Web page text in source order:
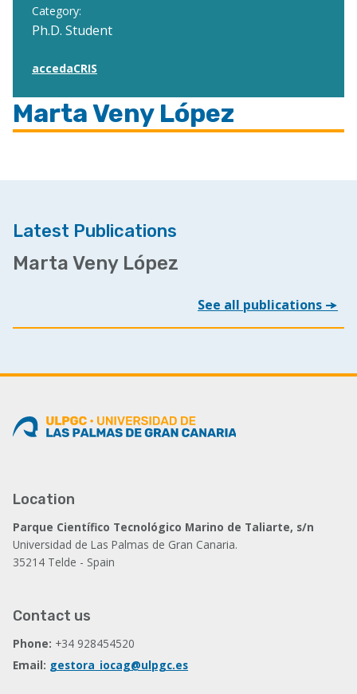
Category:
Ph.D. Student
accedaCRIS
Marta Veny López
Latest Publications
Marta Veny López
See all publications
Location
Parque Científico Tecnológico Marino de Taliarte, s/n
Universidad de Las Palmas de Gran Canaria.
35214 Telde - Spain
Contact us
Phone: +34 928454520
Email: gestora_iocag@ulpgc.es